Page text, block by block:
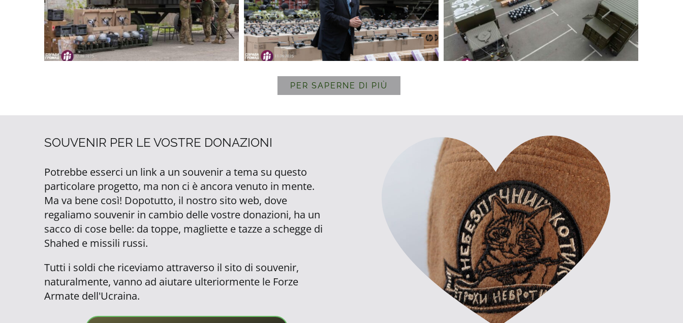
PER SAPERNE DI PIÙ
SOUVENIR PER LE VOSTRE DONAZIONI
Potrebbe esserci un link a un souvenir a tema su questo
particolare progetto, ma non ci è ancora venuto in mente.
Ma va bene così! Dopotutto, il nostro sito web, dove
regaliamo souvenir in cambio delle vostre donazioni, ha un
sacco di cose belle: da toppe, magliette e tazze a schegge di
Shahed e missili russi.
Tutti i soldi che riceviamo attraverso il sito di souvenir,
naturalmente, vanno ad aiutare ulteriormente le Forze
Armate dell'Ucraina.